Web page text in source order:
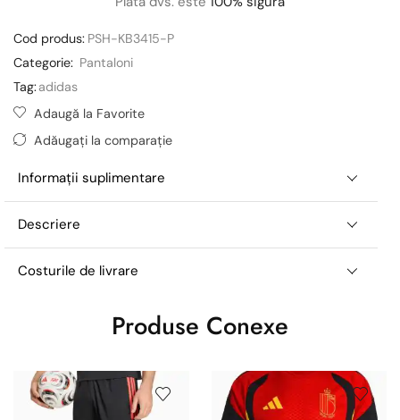
Cod produs: PSH-KB3415-P
Categorie: Pantaloni
Tag:adidas
Adaugă la Favorite
Adăugați la comparație
Informații suplimentare
Descriere
Costurile de livrare
Produse Conexe